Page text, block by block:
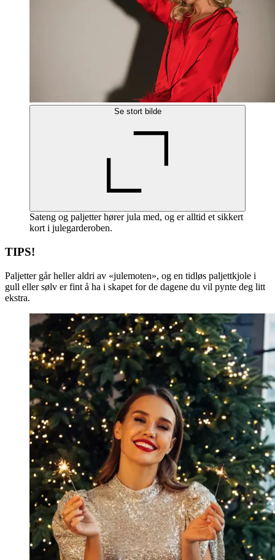
Se stort bilde
Sateng og paljetter hører jula med, og er alltid et sikkert
kort i julegarderoben.
TIPS!
Paljetter går heller aldri av «julemoten», og en tidløs paljettkjole i
gull eller sølv er fint å ha i skapet for de dagene du vil pynte deg litt
ekstra.